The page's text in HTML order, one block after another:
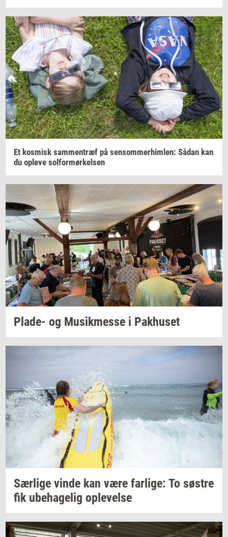
Et kos­misk sam­men­træf på sen­som­mer­him­len: Sådan kan
du op­le­ve sol­for­mør­kel­sen
Plade-​ og Mu­sik­mes­se i Pak­hu­set
Sær­li­ge vinde kan være far­li­ge: To sø­stre
fik ube­ha­ge­lig op­le­vel­se